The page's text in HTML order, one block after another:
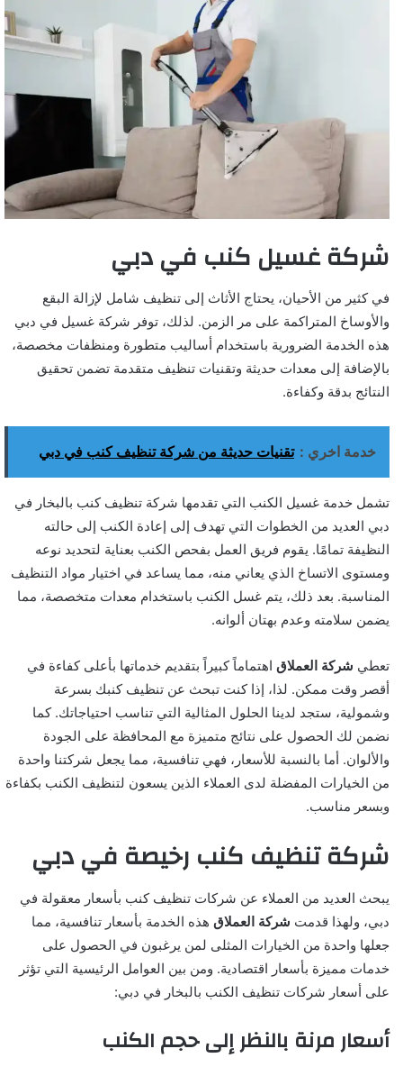
شركة غسيل كنب في دبي
في كثير من الأحيان، يحتاج الأثاث إلى تنظيف شامل لإزالة البقع
والأوساخ المتراكمة على مر الزمن. لذلك، توفر شركة غسيل في دبي
هذه الخدمة الضرورية باستخدام أساليب متطورة ومنظفات مخصصة،
بالإضافة إلى معدات حديثة وتقنيات تنظيف متقدمة تضمن تحقيق
النتائج بدقة وكفاءة.
خدمة اخري : تقنيات حديثة من شركة تنظيف كنب في دبي
تشمل خدمة غسيل الكنب التي تقدمها شركة تنظيف كنب بالبخار في
دبي العديد من الخطوات التي تهدف إلى إعادة الكنب إلى حالته
النظيفة تمامًا. يقوم فريق العمل بفحص الكنب بعناية لتحديد نوعه
ومستوى الاتساخ الذي يعاني منه، مما يساعد في اختيار مواد التنظيف
المناسبة. بعد ذلك، يتم غسل الكنب باستخدام معدات متخصصة، مما
يضمن سلامته وعدم بهتان ألوانه.
تعطي شركة العملاق اهتماماً كبيراً بتقديم خدماتها بأعلى كفاءة في
أقصر وقت ممكن. لذا، إذا كنت تبحث عن تنظيف كنبك بسرعة
وشمولية، ستجد لدينا الحلول المثالية التي تناسب احتياجاتك. كما
نضمن لك الحصول على نتائج متميزة مع المحافظة على الجودة
والألوان. أما بالنسبة للأسعار، فهي تنافسية، مما يجعل شركتنا واحدة
من الخيارات المفضلة لدى العملاء الذين يسعون لتنظيف الكنب بكفاءة
وبسعر مناسب.
شركة تنظيف كنب رخيصة في دبي
يبحث العديد من العملاء عن شركات تنظيف كنب بأسعار معقولة في
دبي، ولهذا قدمت شركة العملاق هذه الخدمة بأسعار تنافسية، مما
جعلها واحدة من الخيارات المثلى لمن يرغبون في الحصول على
خدمات مميزة بأسعار اقتصادية. ومن بين العوامل الرئيسية التي تؤثر
على أسعار شركات تنظيف الكنب بالبخار في دبي:
أسعار مرنة بالنظر إلى حجم الكنب